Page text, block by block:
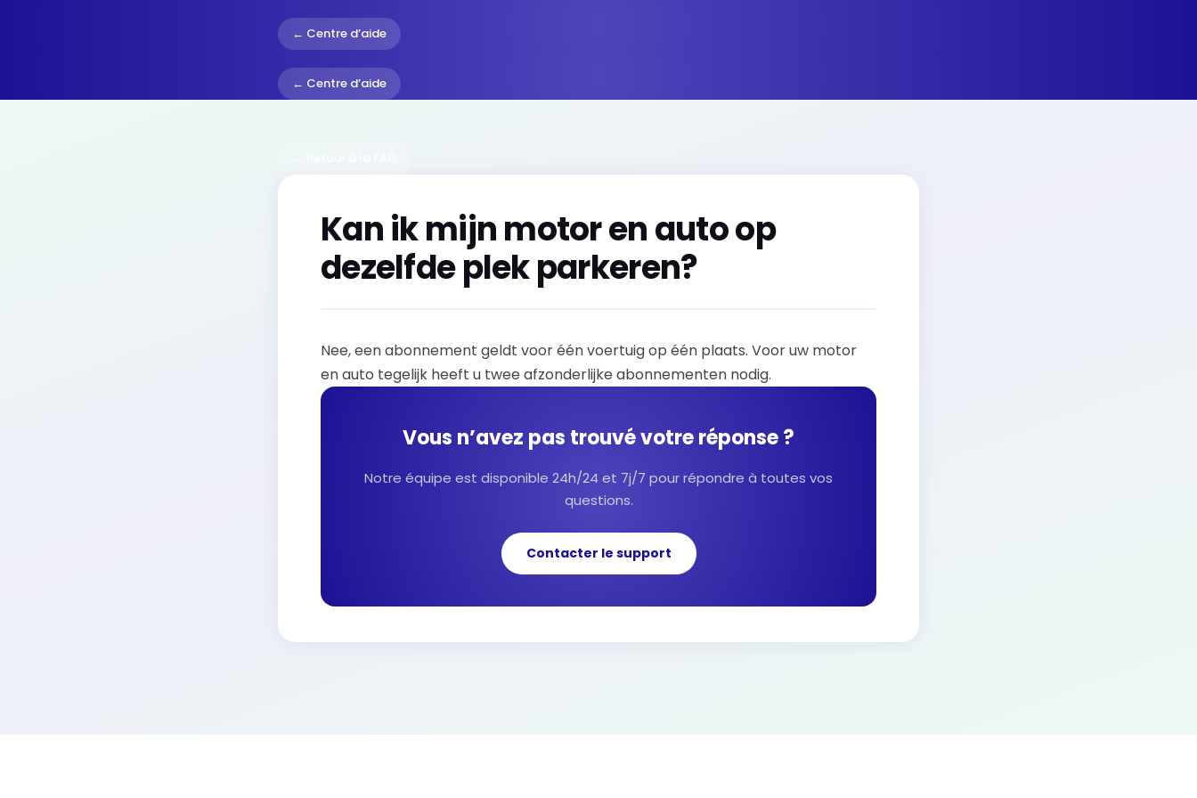
← Centre d’aide
← Centre d’aide
Kan ik mijn motor en auto op
dezelfde plek parkeren?
Nee, een abonnement geldt voor één voertuig op één plaats. Voor uw motor
en auto tegelijk heeft u twee afzonderlijke abonnementen nodig.
Vous n’avez pas trouvé votre réponse ?
Notre équipe est disponible 24h/24 et 7j/7 pour répondre à toutes vos
questions.
Contacter le support